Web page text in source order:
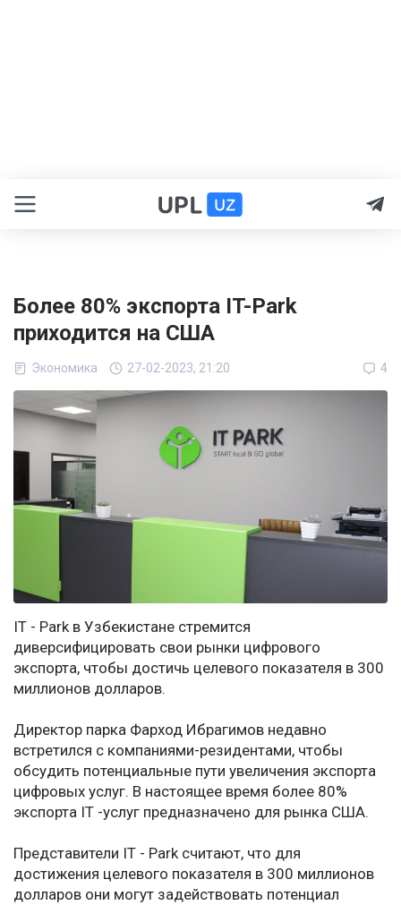
Более 80% экспорта IT-Park
приходится на США
Экономика 27-02-2023, 21:20 4
IT - Park в Узбекистане стремится
диверсифицировать свои рынки цифрового
экспорта, чтобы достичь целевого показателя в 300
миллионов долларов.
Директор парка Фарход Ибрагимов недавно
встретился с компаниями-резидентами, чтобы
обсудить потенциальные пути увеличения экспорта
цифровых услуг. В настоящее время более 80%
экспорта IT -услуг предназначено для рынка США.
Представители IT - Park считают, что для
достижения целевого показателя в 300 миллионов
долларов они могут задействовать потенциал